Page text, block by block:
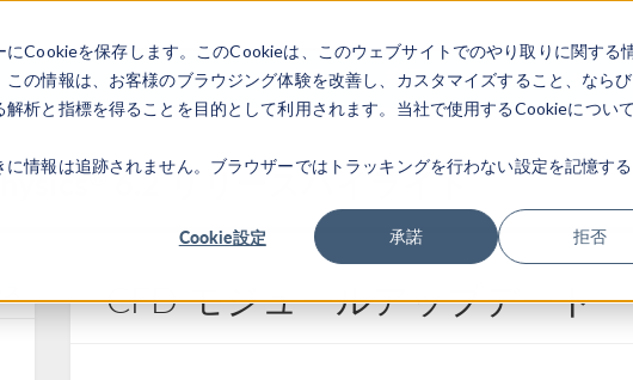
Cookieを保存します。このCookieは、このウェブサイトでのやり取りに関する
の情報は、お客様のブラウジング体験を改善し、カスタマイズすること、ならび
析と指標を得ることを目的として利用されます。当社で使用するCookieについ
情報は追跡されません。ブラウザーではトラッキングを行わない設定を記憶す
Cookie設定 承諾 拒否
製品 業界 ビデオギャラリ
®6.2 リリースハイライト
CFD モジュールアップデート